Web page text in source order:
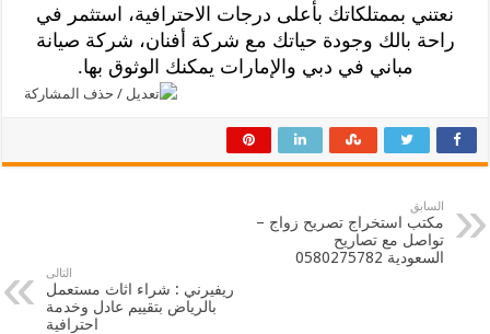
نعتني بممتلكاتك بأعلى درجات الاحترافية، استثمر في
راحة بالك وجودة حياتك مع شركة أفنان، شركة صيانة
مباني في دبي والإمارات يمكنك الوثوق بها.
السابق
مكتب استخراج تصريح زواج –
تواصل مع تصاريح
السعودية‎0580275782 ‎‏ ‏
التالى
ريفيرني : شراء اثاث مستعمل
بالرياض بتقييم عادل وخدمة
احترافية